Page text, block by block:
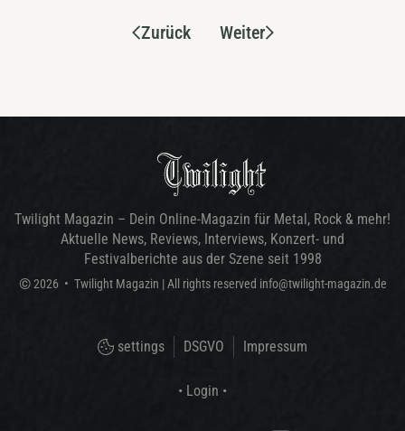
Zurück Weiter
Twilight Magazin – Dein Online-Magazin für Metal, Rock & mehr!
Aktuelle News, Reviews, Interviews, Konzert- und
Festivalberichte aus der Szene seit 1998
© 2026 • Twilight Magazin | All rights reserved info@twilight-magazin.de
settings DSGVO Impressum
• Login •